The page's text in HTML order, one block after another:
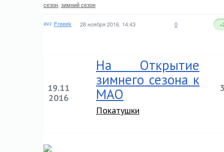
сезон зимний сезон
Freeek 28 ноября 2016, 14:43 0
19.11
2016
На Открытие
зимнего сезона к
МАО
Покатушки
3